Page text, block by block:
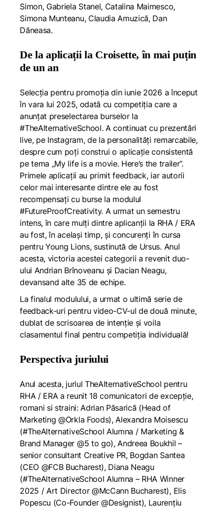
Simon, Gabriela Stanel, Catalina Maimesco,
Simona Munteanu, Claudia Amuzică, Dan
Dăneasa.
De la aplicații la Croisette, în mai puțin
de un an
Selecția pentru promoția din iunie 2026 a început
în vara lui 2025, odată cu competiția care a
anunțat preselectarea burselor la
#TheAlternativeSchool. A continuat cu prezentări
live, pe Instagram, de la personalități remarcabile,
despre cum poți construi o aplicație consistentă
pe tema „My life is a movie. Here’s the trailer”.
Primele aplicații au primit feedback, iar autorii
celor mai interesante dintre ele au fost
recompensați cu burse la modulul
#FutureProofCreativity.A urmat un semestru
intens, în care mulți dintre aplicanții la RHA / ERA
au fost, în același timp, și concurenți în cursa
pentruYoung Lions, sustinută de Ursus. Anul
acesta, victoria acestei categorii a revenit duo-
ului Andrian Brînoveanu și Dacian Neagu,
devansand alte 35 de echipe.
La finalul modulului, a urmat o ultimă serie de
feedback-uri pentru video-CV-ul de două minute,
dublat de scrisoarea de intenție și voila
clasamentul final pentru competiția individuală!
Perspectiva juriului
Anul acesta, juriul TheAlternativeSchool pentru
RHA / ERA a reunit 18 comunicatori de excepție,
romani si straini: Adrian Păsarică (Head of
Marketing @Orkla Foods), Alexandra Moisescu
(#TheAlternativeSchool Alumna / Marketing &
Brand Manager @5 to go), Andreea Boukhil –
senior consultant Creative PR, Bogdan Santea
(CEO @FCB Bucharest), Diana Neagu
(#TheAlternativeSchool Alumna – RHA Winner
2025 / Art Director @McCann Bucharest), Elis
Popescu (Co-Founder @Designist), Laurențiu